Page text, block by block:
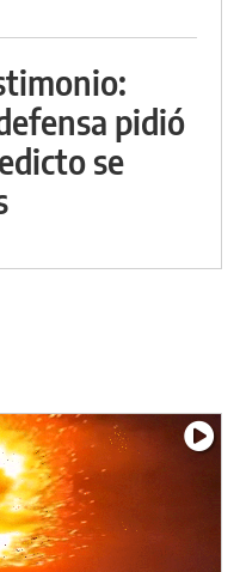
pidió
se